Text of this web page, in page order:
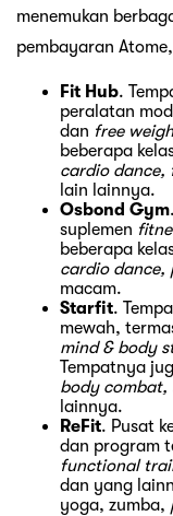
menemukan
pembayaran
Fit Hub.
peralatan
dan free
beberapa
cardio dance,
lain lainnya.
Osbond Gym
suplemen
beberapa
cardio dance,
macam.
Starfit.
mewah,
mind & body
Tempatnya
body combat,
lainnya.
ReFit. Pusat
dan program
functional
dan yang
yoga, zumba,